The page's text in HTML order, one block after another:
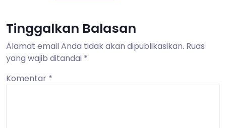
Tinggalkan Balasan
Alamat email Anda tidak akan dipublikasikan. Ruas
yang wajib ditandai *
Komentar *